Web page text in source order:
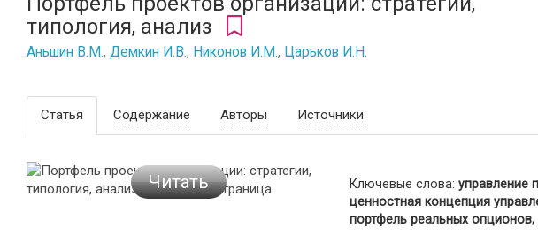
типология, анализ
Аньшин В.М., Демкин И.В., Никонов И.М., Царьков И.Н.
Статья Содержание Авторы Источники
Читать Ключевые слова: управление
ценностная концепция
портфель реальных